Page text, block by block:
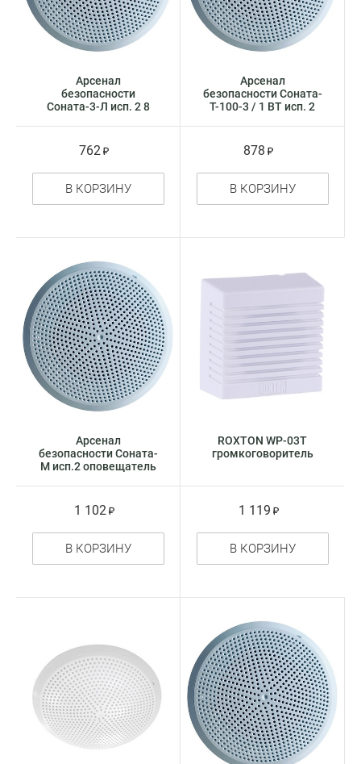
Арсенал
безопасности
Соната-3-Л исп. 2 8
762
В КОРЗИНУ
Арсенал
безопасности Соната-
Т-100-3 / 1 ВТ исп. 2
878
В КОРЗИНУ
Арсенал
безопасности Соната-
М исп.2 оповещатель
1 102
В КОРЗИНУ
ROXTON WP-03T
громкоговоритель
1 119
В КОРЗИНУ